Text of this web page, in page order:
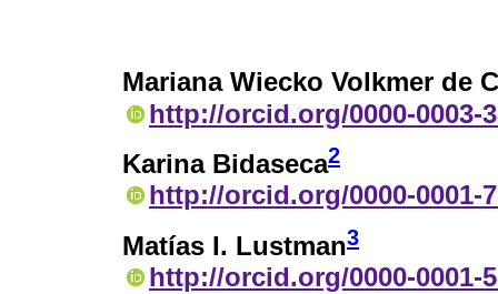
Mariana Wiecko Volkmer de
http://orcid.org/0000-0003-
Karina Bidaseca2
http://orcid.org/0000-0001-
Matías I. Lustman3
http://orcid.org/0000-0001-